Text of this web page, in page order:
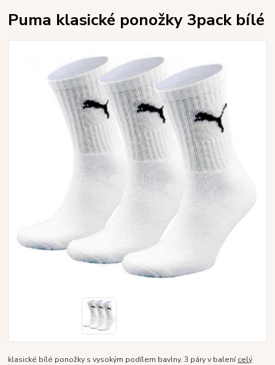
Puma klasické ponožky 3pack bílé
klasické bílé ponožky s vysokým podílem bavlny. 3 páry v balenícelý